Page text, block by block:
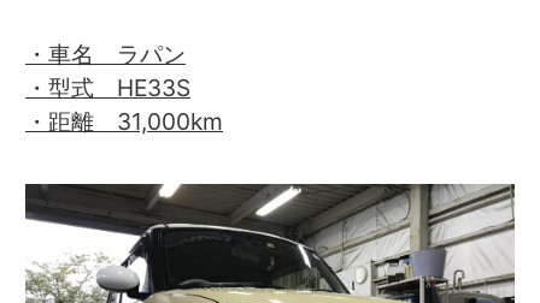
・車名 ラパン
・型式 HE33S
・距離 31,000km